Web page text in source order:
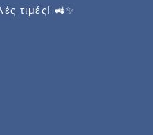
τιμές! 🚜✨